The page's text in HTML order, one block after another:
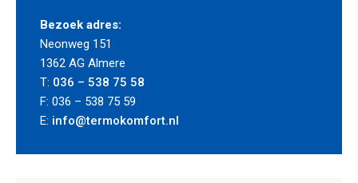
Bezoek adres:
Neonweg 151
1362 AG Almere
T: 036 – 538 75 58
F: 036 – 538 75 59
E: info@termokomfort.nl